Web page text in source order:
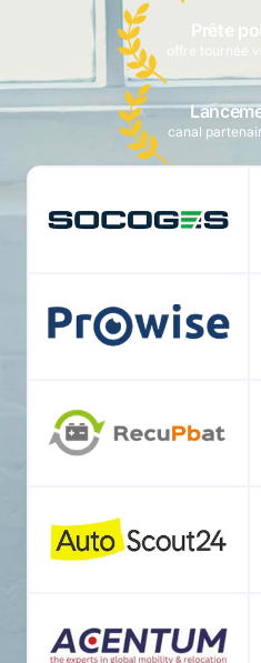
Prête
offre tournée
canal